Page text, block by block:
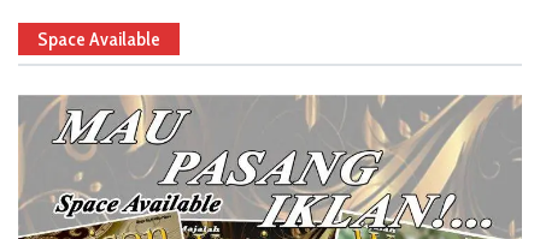
Space Available